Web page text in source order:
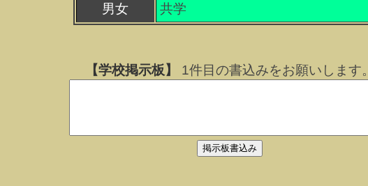
男女
共学
【学校掲示板】
1件目の書込みをお願いします。